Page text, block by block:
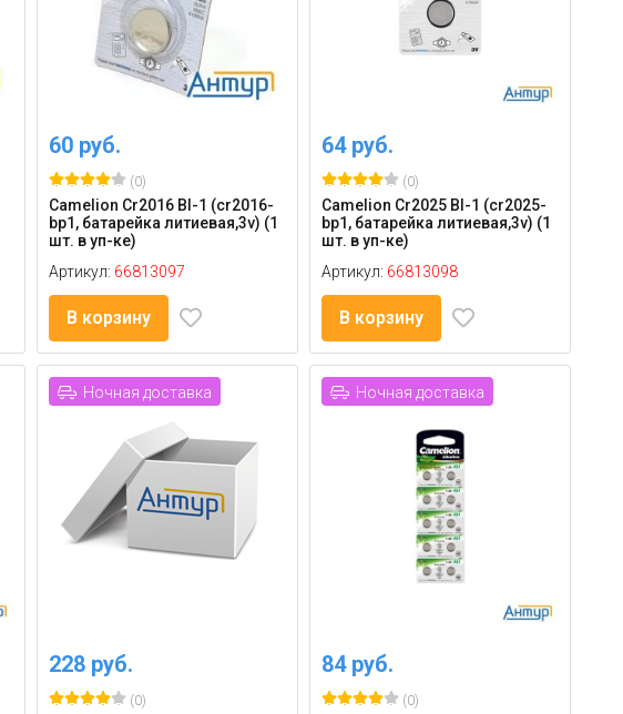
60 руб.
(0)
Camelion Cr2016 Bl-1 (cr2016-
bp1, батарейка литиевая,3v) (1
шт. в уп-ке)
Артикул: 66813097
В корзину
64 руб.
(0)
Camelion Cr2025 Bl-1 (cr2025-
bp1, батарейка литиевая,3v) (1
шт. в уп-ке)
Артикул: 66813098
В корзину
Ночная доставка
228 руб.
(0)
Ночная доставка
84 руб.
(0)